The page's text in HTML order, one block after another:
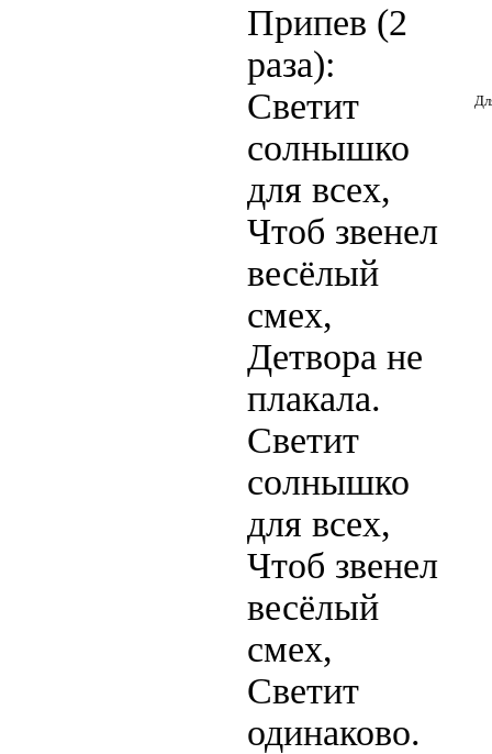
Припев (2
раза):
Светит
солнышко
для всех,
Чтоб звенел
весёлый
смех,
Детвора не
плакала.
Светит
солнышко
для всех,
Чтоб звенел
весёлый
смех,
Светит
одинаково.